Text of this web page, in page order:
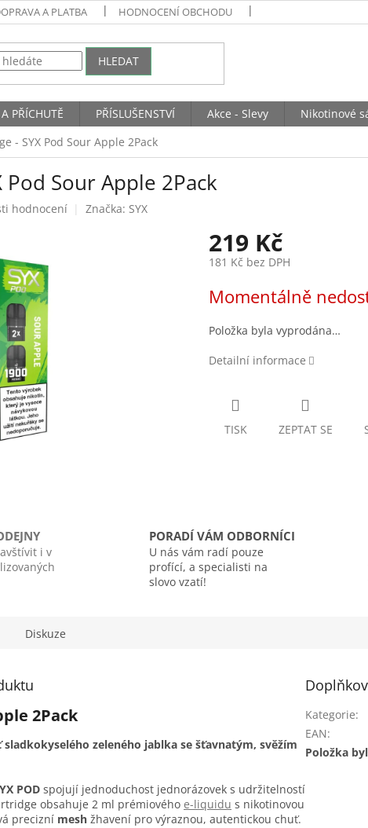
A PLATBA HODNOCENÍ OBCHODU
HLEDAT
PŘÍCHUTĚ PŘÍSLUŠENSTVÍ Akce - Slevy Nikotinové
- SYX Pod Sour Apple 2Pack
Pod Sour Apple 2Pack
hodnocení Značka: SYX
219 Kč
181 Kč bez DPH
cena:
Momentálně
Položka byla vyprodána…
Detailní informace
TISK ZEPTAT SE
i v
PORADÍ VÁM ODBORNÍCI
U nás vám radí pouze
profící, a specialisti na
slovo vzatí!
Diskuze
2Pack
sladkokyselého zeleného jablka se šťavnatým, svěžím
POD spojují jednoduchost jednorázovek s udržitelností
obsahuje 2 ml prémiového e-liquidu s nikotinovou
precizní mesh žhavení pro výraznou, autentickou chuť.
Kategorie:
EAN:
Položka